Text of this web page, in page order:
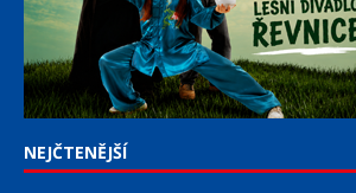
NEJČTENĚJŠÍ